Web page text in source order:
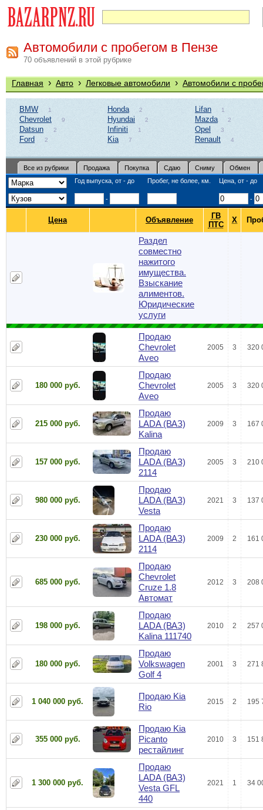
Автомобили с пробегом в Пензе
70 объявлений в этой рубрике
Главная › Авто › Легковые автомобили › Автомобили с
BMW 1
Chevrolet 9
Datsun 2
Ford 2
Honda 2
Hyundai 2
Infiniti 1
Kia 7
Lifan 1
Mazda 2
Opel 3
Renault 4
Все из рубрики Продажа Покупка Сдаю Сниму
Обмен
Год выпуска, от - до
Пробег, не более, км. Цена, от - до
- -
Цена Объявление
ГВ
ПТС
Х
Раздел
совместно
нажитого
имущества.
Взыскание
алиментов.
Юридические
услуги
Продаю
Chevrolet
Aveo
2005 3 320
180 000 руб.
Продаю
Chevrolet
Aveo
2005 3 320
215 000 руб.
Продаю
LADA (ВАЗ)
Kalina
2009 3 167
157 000 руб.
Продаю
LADA (ВАЗ)
2114
2005 3 210
980 000 руб.
Продаю
LADA (ВАЗ)
Vesta
2021 3 137
230 000 руб.
Продаю
LADA (ВАЗ)
2114
2009 2 161
685 000 руб.
Продаю
Chevrolet
Cruze 1.8
Автомат
2012 3 208
198 000 руб.
Продаю
LADA (ВАЗ)
Kalina 111740
2010 2 257
180 000 руб.
Продаю
Volkswagen
Golf 4
2001 3 271
1 040 000 руб.
Продаю Kia
Rio
2015 2 195
355 000 руб.
Продаю Kia
Picanto
рестайлинг
2010 3 151
1 300 000 руб.
Продаю
LADA (ВАЗ)
Vesta GFL
440
2021 1 34